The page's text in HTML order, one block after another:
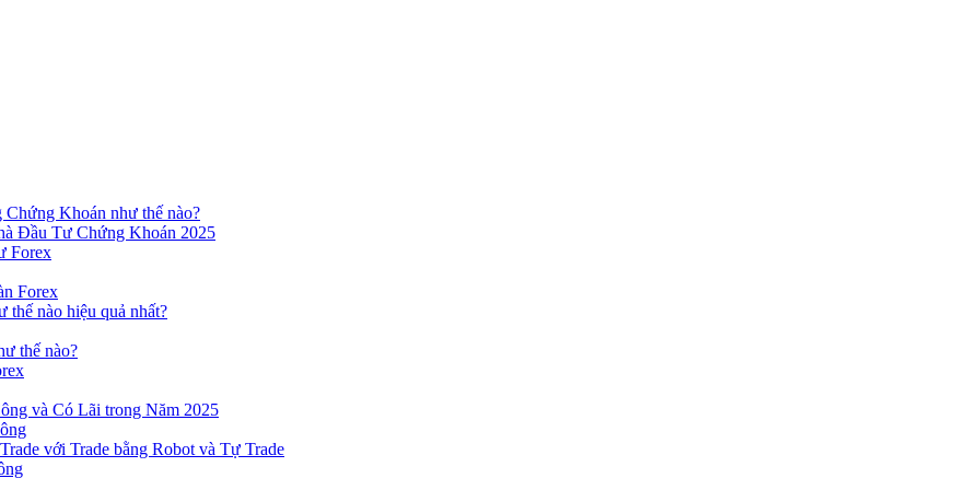
Khoán như thế nào?
Đầu Tư Chứng Khoán 2025
Forex
Forex
nào hiệu quả nhất?
thế nào?
và Có Lãi trong Năm 2025
với Trade bằng Robot và Tự Trade